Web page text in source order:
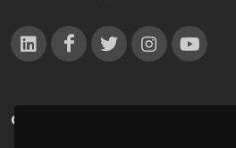
CONTACTOS